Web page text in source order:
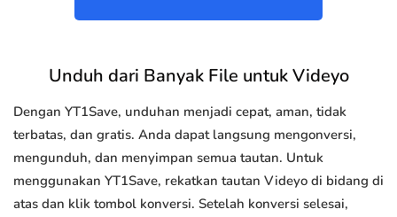
Unduh dari Banyak File untuk Videyo
Dengan YT1Save, unduhan menjadi cepat, aman, tidak
terbatas, dan gratis. Anda dapat langsung mengonversi,
mengunduh, dan menyimpan semua tautan. Untuk
menggunakan YT1Save, rekatkan tautan Videyo di bidang di
atas dan klik tombol konversi. Setelah konversi selesai,